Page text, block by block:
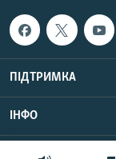
ПІДТРИМКА
ІНФО